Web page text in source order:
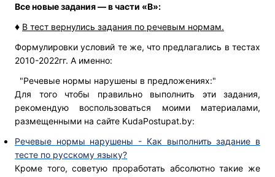
Все новые задания — в части «В»:
♦ В тест вернулись задания по речевым нормам.
Формулировки условий те же, что предлагались в тестах
2010-2022гг. А именно:
"Речевые нормы нарушены в предложениях:"
Для того чтобы правильно выполнить эти задания,
рекомендую воспользоваться моими материалами,
размещенными на сайте KudaPostupat.by:
Речевые нормы нарушены - Как выполнить задание в
тесте по русскому языку?
Кроме того, советую проработать абсолютно такие же